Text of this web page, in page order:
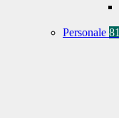
Personale 81